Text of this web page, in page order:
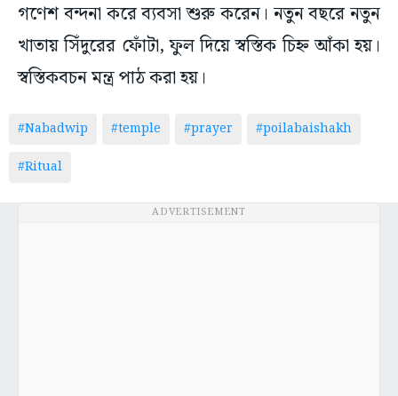
গণেশ বন্দনা করে ব্যবসা শুরু করেন। নতুন বছরে নতুন
খাতায় সিঁদুরের ফোঁটা, ফুল দিয়ে স্বস্তিক চিহ্ন আঁকা হয়।
স্বস্তিকবচন মন্ত্র পাঠ করা হয়।
#Nabadwip #temple #prayer
#poilabaishakh
#Ritual
ADVERTISEMENT